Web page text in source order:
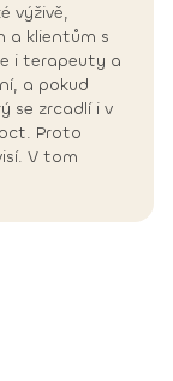
výživě,
a klientům s
i terapeuty a
a pokud
se zrcadlí i v
Proto
V tom